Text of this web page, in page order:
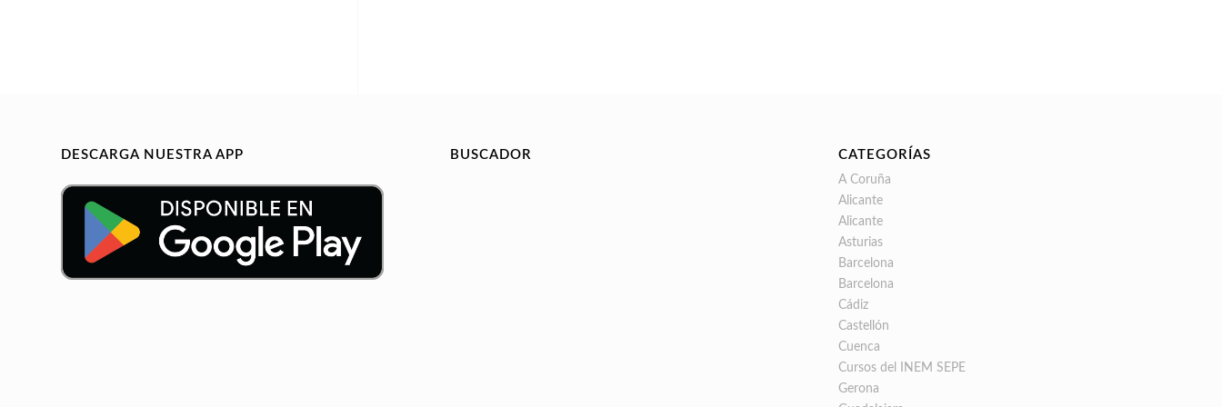
DESCARGA NUESTRA APP BUSCADOR CATEGORÍAS
A Coruña
Alicante
Alicante
Asturias
Barcelona
Barcelona
Cádiz
Castellón
Cuenca
Cursos del INEM SEPE
Gerona